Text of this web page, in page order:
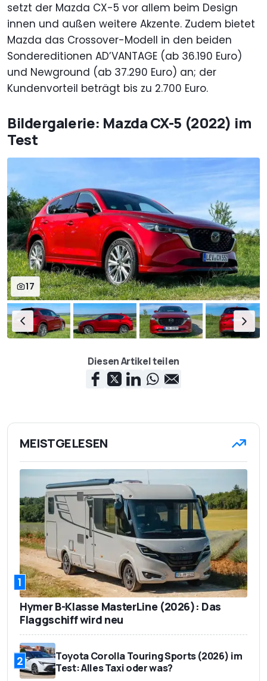
setzt der Mazda CX-5 vor allem beim Design
innen und außen weitere Akzente. Zudem bietet
Mazda das Crossover-Modell in den beiden
Sondereditionen AD’VANTAGE (ab 36.190 Euro)
und Newground (ab 37.290 Euro) an; der
Kundenvorteil beträgt bis zu 2.700 Euro.
Bildergalerie: Mazda CX-5 (2022) im
Test
17
Diesen Artikel teilen
MEISTGELESEN
1
Hymer B-Klasse MasterLine (2026): Das
Flaggschiff wird neu
2
Toyota Corolla Touring Sports (2026) im
Test: Alles Taxi oder was?